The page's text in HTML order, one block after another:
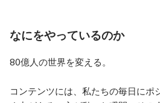
その他、数々のコンテンツ制作に
なにをやっているのか
80億人の世界を変える。
コンテンツには、私たちの毎日にポ